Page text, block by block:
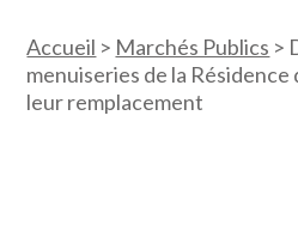
Accueil > Marchés Publics >
menuiseries de la Résidence
leur remplacement